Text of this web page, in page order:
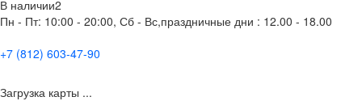
В наличии2
Пн - Пт: 10:00 - 20:00, Сб - Вс,праздничные дни : 12.00 - 18.00
+7 (812) 603-47-90
Загрузка карты ...